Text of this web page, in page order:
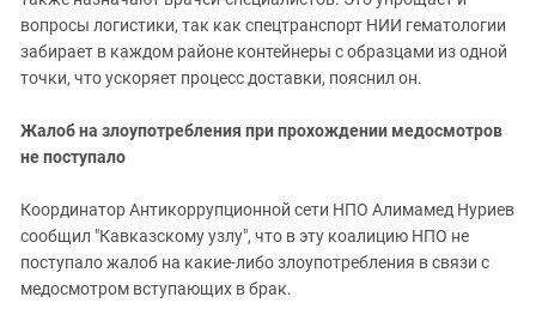
вопросы логистики, так как спецтранспорт НИИ гематологии
забирает в каждом районе контейнеры с образцами из одной
точки, что ускоряет процесс доставки, пояснил он.
Жалоб на злоупотребления при прохождении медосмотров
не поступало
Координатор Антикоррупционной сети НПО Алимамед Нуриев
сообщил "Кавказскому узлу", что в эту коалицию НПО не
поступало жалоб на какие-либо злоупотребления в связи с
медосмотром вступающих в брак.